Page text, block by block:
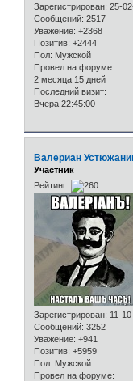
Зарегистрирован: 25-
Сообщений: 2517
Уважение: +2368
Позитив: +2444
Пол: Мужской
Провел на форуме:
2 месяца 15 дней
Последний визит:
Вчера 22:45:00
Валериан
Участник
Рейтинг:
Зарегистрирован: 11-
Сообщений: 3252
Уважение: +941
Позитив: +5959
Пол: Мужской
Провел на форуме: